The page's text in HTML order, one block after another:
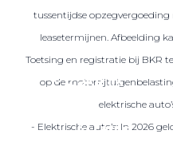
Zakelijk
Terug
tussentijdse
leasetermijnen. Afbeelding
Toetsing en registratie bij BKR
op de
elektrische
- Elektrische auto’s: In 2026